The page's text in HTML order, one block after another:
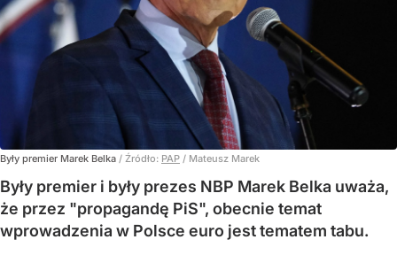
Były premier Marek Belka / Źródło: PAP / Mateusz Marek
Były premier i były prezes NBP Marek Belka uważa,
że przez "propagandę PiS", obecnie temat
wprowadzenia w Polsce euro jest tematem tabu.